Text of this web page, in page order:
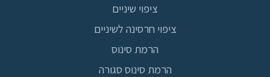
ציפוי שיניים
ציפוי חרסינה לשיניים
הרמת סינוס
הרמת סינוס סגורה